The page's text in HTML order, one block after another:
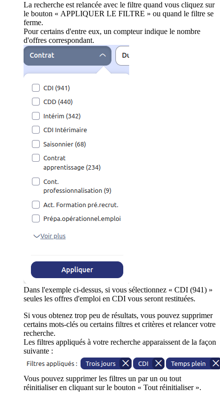
La recherche est relancée avec le filtre quand vous cliquez sur
le bouton « APPLIQUER LE FILTRE » ou quand le filtre se
ferme.
Pour certains d'entre eux, un compteur indique le nombre
d'offres correspondant.
Dans l'exemple ci-dessus, si vous sélectionnez « CDI (941) »
seules les offres d'emploi en CDI vous seront restituées.
Si vous obtenez trop peu de résultats, vous pouvez supprimer
certains mots-clés ou certains filtres et critères et relancer votre
recherche.
Les filtres appliqués à votre recherche apparaissent de la façon
suivante :
Vous pouvez supprimer les filtres un par un ou tout
réinitialiser en cliquant sur le bouton « Tout réinitialiser ».